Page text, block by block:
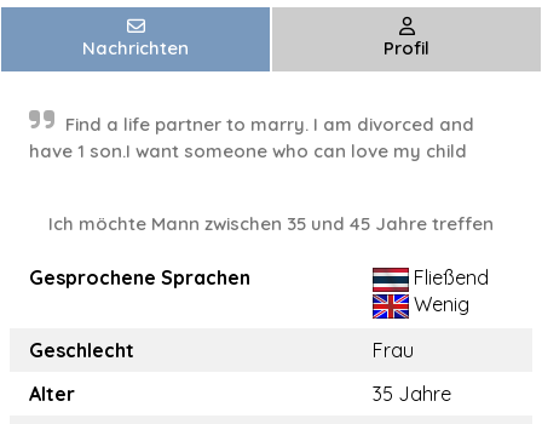
Nachrichten Profil
Find a life partner to marry. I am divorced and
have 1 son.I want someone who can love my child
Ich möchte Mann zwischen 35 und 45 Jahre treffen
Gesprochene Sprachen
Fließend
Wenig
Geschlecht
Frau
Alter
35 Jahre